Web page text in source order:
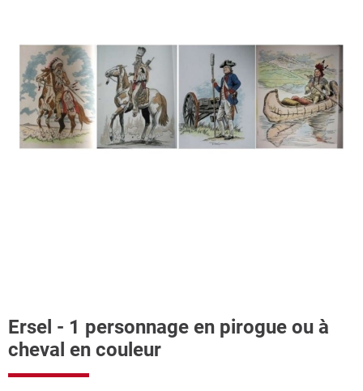
Ersel - 1 personnage en pirogue ou à
cheval en couleur